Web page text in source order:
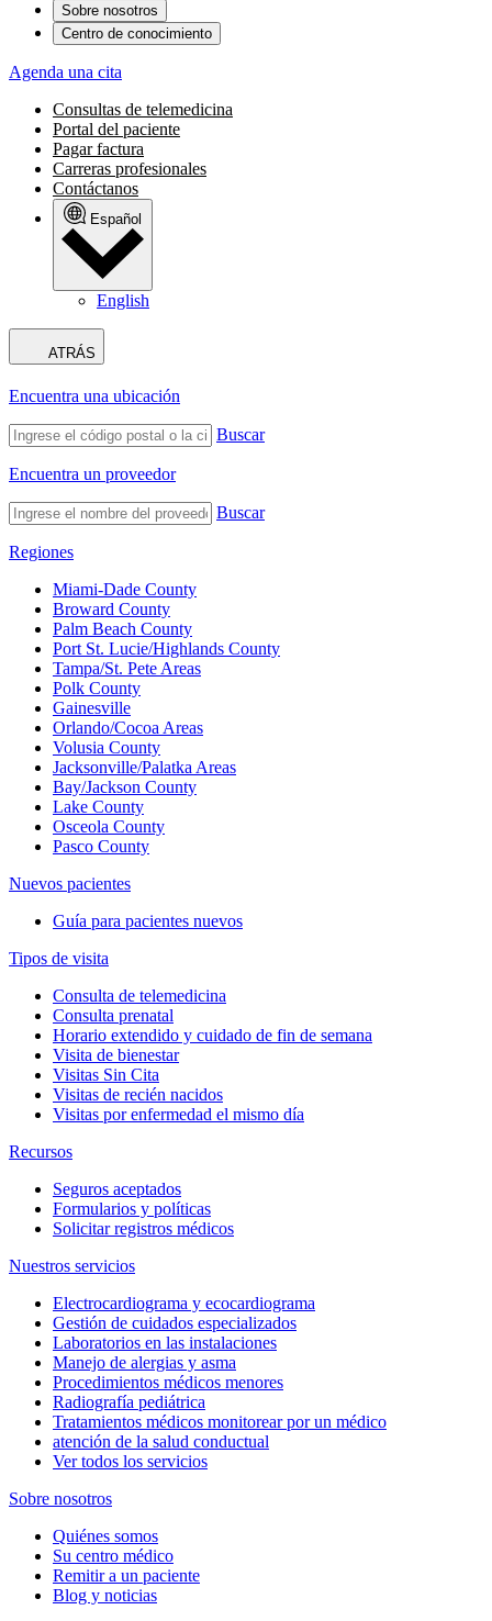
Sobre nosotros
Centro de conocimiento
Agenda una cita
Consultas de telemedicina
Portal del paciente
Pagar factura
Carreras profesionales
Contáctanos
Español
English
ATRÁS
Encuentra una ubicación
Buscar
Encuentra un proveedor
Buscar
Regiones
Miami-Dade County
Broward County
Palm Beach County
Port St. Lucie/Highlands County
Tampa/St. Pete Areas
Polk County
Gainesville
Orlando/Cocoa Areas
Volusia County
Jacksonville/Palatka Areas
Bay/Jackson County
Lake County
Osceola County
Pasco County
Nuevos pacientes
Guía para pacientes nuevos
Tipos de visita
Consulta de telemedicina
Consulta prenatal
Horario extendido y cuidado de fin de semana
Visita de bienestar
Visitas Sin Cita
Visitas de recién nacidos
Visitas por enfermedad el mismo día
Recursos
Seguros aceptados
Formularios y políticas
Solicitar registros médicos
Nuestros servicios
Electrocardiograma y ecocardiograma
Gestión de cuidados especializados
Laboratorios en las instalaciones
Manejo de alergias y asma
Procedimientos médicos menores
Radiografía pediátrica
Tratamientos médicos monitorear por un médico
atención de la salud conductual
Ver todos los servicios
Sobre nosotros
Quiénes somos
Su centro médico
Remitir a un paciente
Blog y noticias